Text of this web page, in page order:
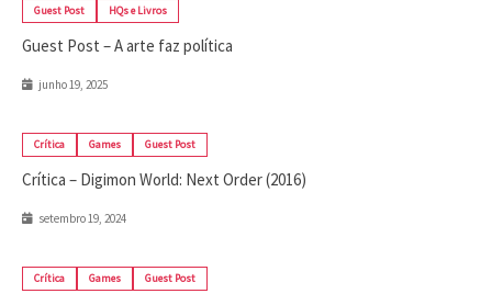
Guest Post HQs e Livros
Guest Post – A arte faz política
junho 19, 2025
Crítica Games Guest Post
Crítica – Digimon World: Next Order (2016)
setembro 19, 2024
Crítica Games Guest Post